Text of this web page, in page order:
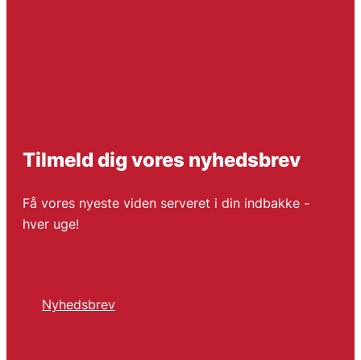
Tilmeld dig vores nyhedsbrev
Få vores nyeste viden serveret i din indbakke -
hver uge!
Nyhedsbrev